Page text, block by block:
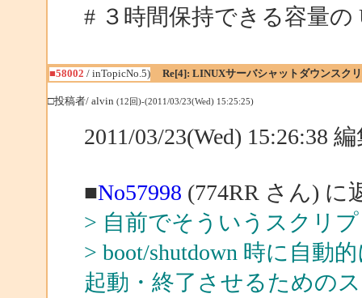
# ３時間保持できる容量の
■58002 / inTopicNo.5) Re[4]: LINUXサーバシャットダウンスク
□投稿者/ alvin (12回)-(2011/03/23(Wed) 15:25:25)
2011/03/23(Wed) 15:26:38
■No57998 (774RR さん) に
> 自前でそういうスクリ
> boot/shutdown 時に自動
起動・終了させるための